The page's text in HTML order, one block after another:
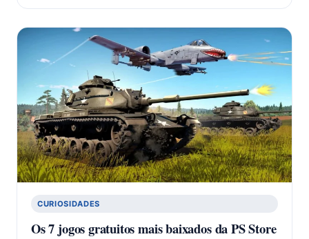
CURIOSIDADES
Os 7 jogos gratuitos mais baixados da PS Store